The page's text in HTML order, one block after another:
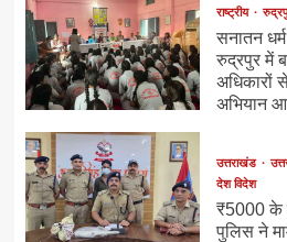
राष्ट्रीय
सनातन
रुद्रपुर में
अधिकारों
अभियान
उत्तराखंड
देश विदेश
₹5000 के
पुलिस ने